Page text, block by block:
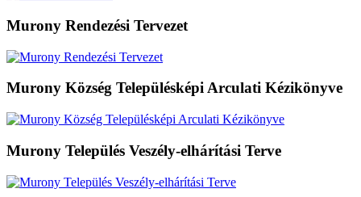
Murony Rendezési Tervezet
Murony Község Településképi Arculati Kézikönyve
Murony Település Veszély-elhárítási Terve